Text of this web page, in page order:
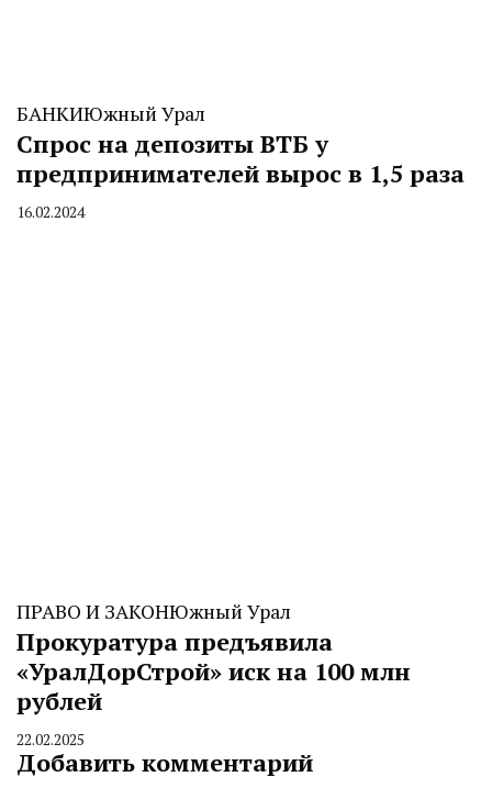
БАНКИЮжный Урал
Спрос на депозиты ВТБ у
предпринимателей вырос в 1,5 раза
By
16.02.2024
ПРАВО И ЗАКОНЮжный Урал
Прокуратура предъявила
«УралДорСтрой» иск на 100 млн
рублей
By
CHELINDUSTRY
22.02.2025
Добавить комментарий